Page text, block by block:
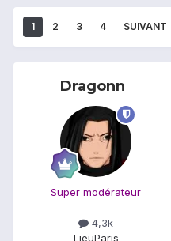
1 2 3 4 SUIVANT
Dragonn
Super modérateur
4,3k
LieuParis